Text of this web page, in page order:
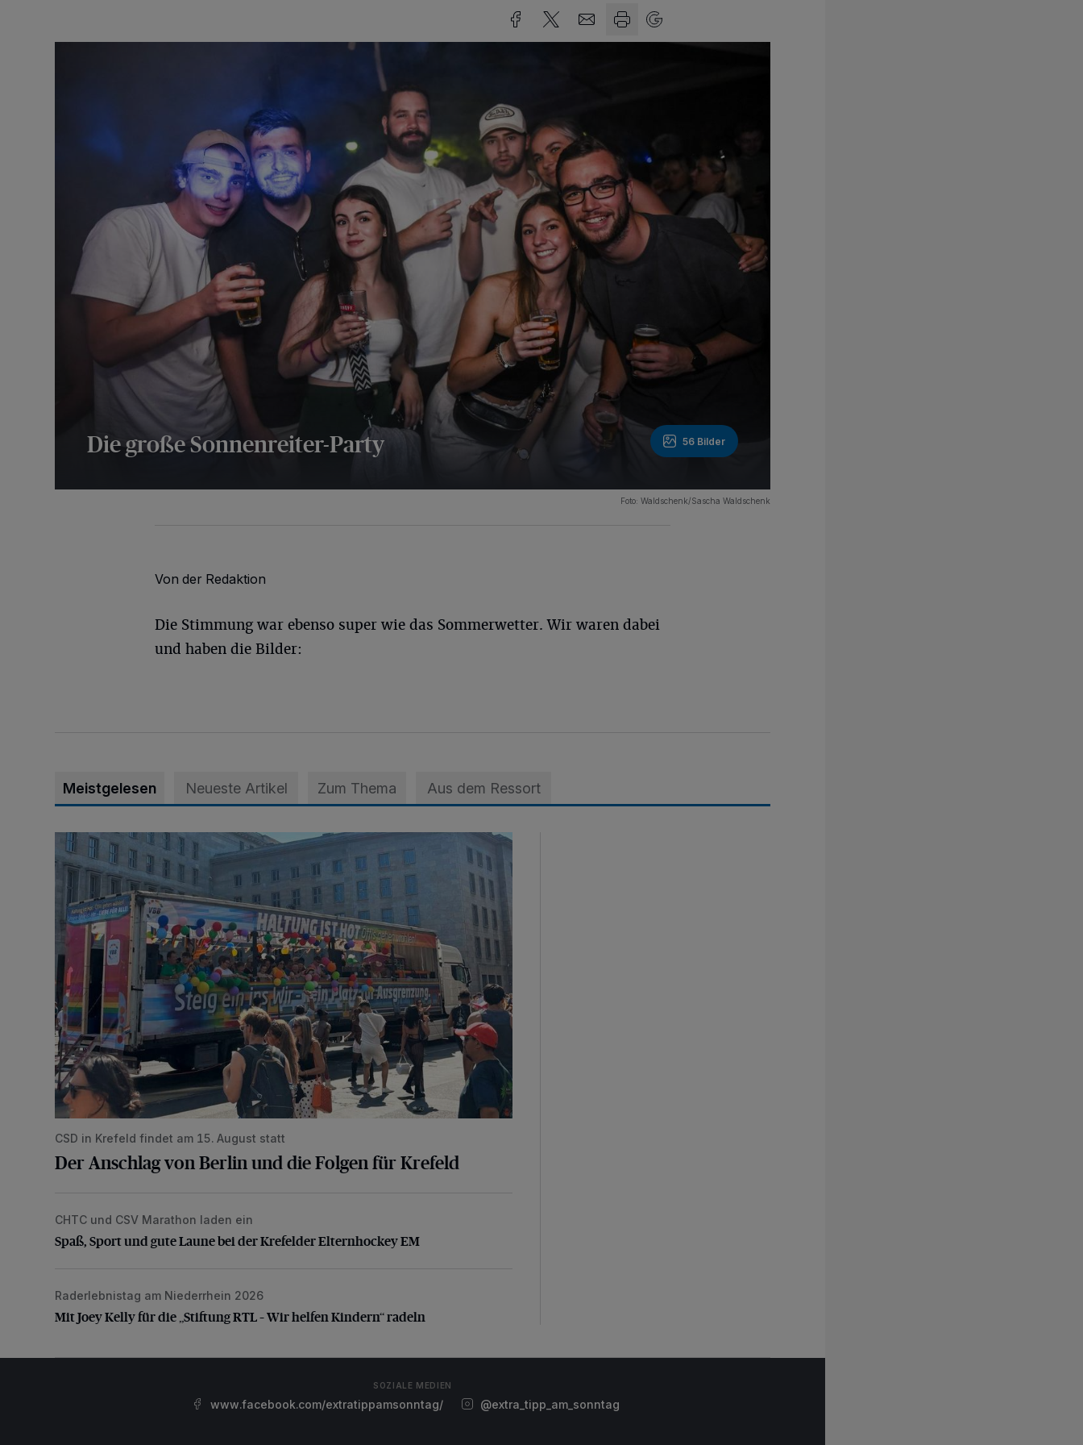
Die große Sonnenreiter-Party 56 Bilder
Foto: Waldschenk/Sascha Waldschenk
Von der Redaktion
Die Stimmung war ebenso super wie das Sommerwetter. Wir waren dabei
und haben die Bilder:
Meistgelesen Neueste Artikel Zum Thema Aus dem Ressort
Der Anschlag von Berlin und die Folgen für Krefeld
CSD in Krefeld findet am 15. August statt
Der Anschlag von Berlin und die Folgen für Krefeld
Spaß, Sport und gute Laune bei der Krefelder Elternhockey EM
CHTC und CSV Marathon laden ein
Spaß, Sport und gute Laune bei der Krefelder Elternhockey EM
Mit Joey Kelly für die „Stiftung RTL – Wir helfen Kindern“ radeln
Raderlebnistag am Niederrhein 2026
Mit Joey Kelly für die „Stiftung RTL – Wir helfen Kindern“ radeln
SOZIALE MEDIEN
www.facebook.com/extratippamsonntag/ @extra_tipp_am_sonntag